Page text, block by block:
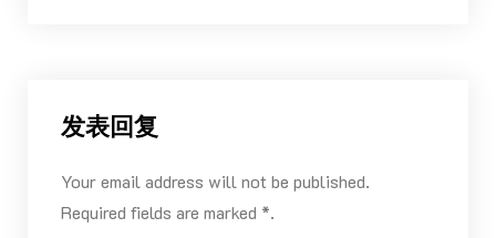
发表回复
Your email address will not be published.
Required fields are marked *.